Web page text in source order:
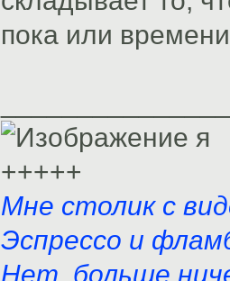
пока или
я
+++++
Мне столик с
Эспрессо и
Нет, больше